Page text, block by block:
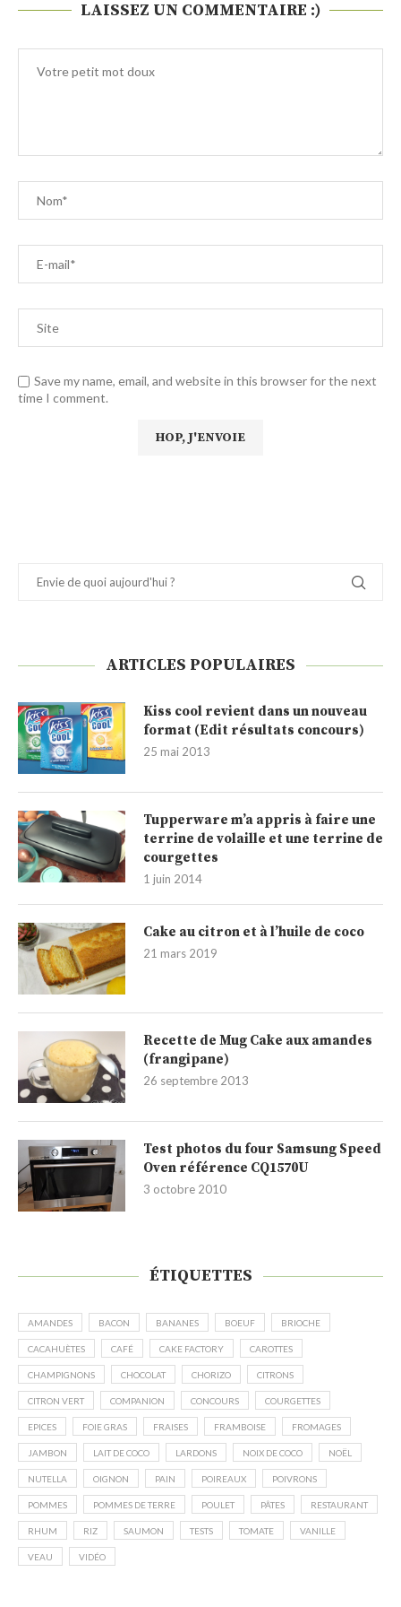
LAISSEZ UN COMMENTAIRE :)
Save my name, email, and website in this browser for the next
time I comment.
ARTICLES POPULAIRES
Kiss cool revient dans un nouveau
format (Edit résultats concours)
25 mai 2013
Tupperware m’a appris à faire une
terrine de volaille et une terrine de
courgettes
1 juin 2014
Cake au citron et à l’huile de coco
21 mars 2019
Recette de Mug Cake aux amandes
(frangipane)
26 septembre 2013
Test photos du four Samsung Speed
Oven référence CQ1570U
3 octobre 2010
ÉTIQUETTES
AMANDES BACON BANANES BOEUF BRIOCHE
CACAHUÈTES CAFÉ CAKE FACTORY CAROTTES
CHAMPIGNONS CHOCOLAT CHORIZO CITRONS
CITRON VERT COMPANION CONCOURS COURGETTES
EPICES FOIE GRAS FRAISES FRAMBOISE FROMAGES
JAMBON LAIT DE COCO LARDONS NOIX DE COCO NOËL
NUTELLA OIGNON PAIN POIREAUX POIVRONS
POMMES POMMES DE TERRE POULET PÂTES RESTAURANT
RHUM RIZ SAUMON TESTS TOMATE VANILLE
VEAU VIDÉO